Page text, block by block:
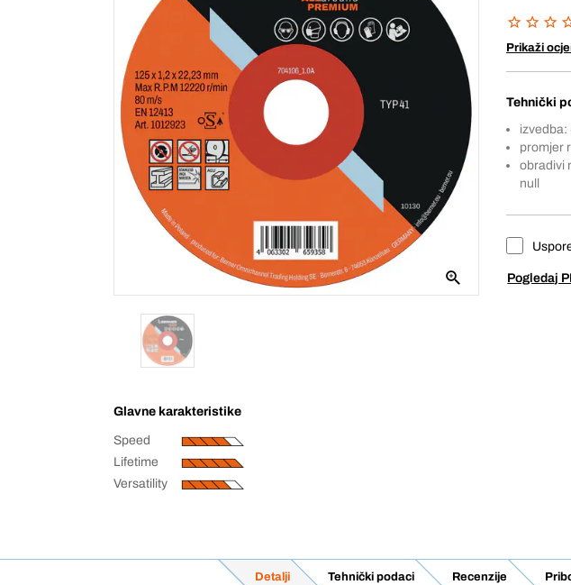
Glavne karakteristike
Speed
Lifetime
Versatility
Prikaži
Tehnički
izvedba:
promjer
obradivi
null
Pogledaj
Detalji Tehnički podaci Recenzije